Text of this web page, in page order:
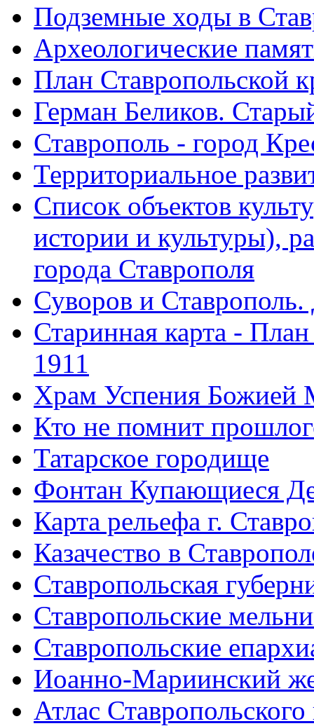
Подземные ходы в
Археологические
План Ставропольской
Герман Беликов.
Ставрополь - город
Территориальное
Список объектов
истории и культуры),
города Ставрополя
Суворов и
Старинная карта -
1911
Храм Успения Божией
Кто не помнит
Татарское городище
Фонтан Купающиеся
Карта рельефа г.
Казачество в
Ставропольская
Ставропольские
Ставропольские
Иоанно-Мариинский
Атлас